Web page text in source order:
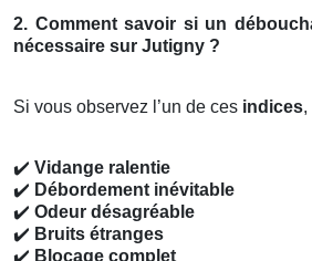
2. Comment savoir si un
nécessaire sur Jutigny ?
Si vous observez l’un de ces indices,
✔️ Vidange ralentie
✔️ Débordement inévitable
✔️ Odeur désagréable
✔️ Bruits étranges
✔️ Blocage complet